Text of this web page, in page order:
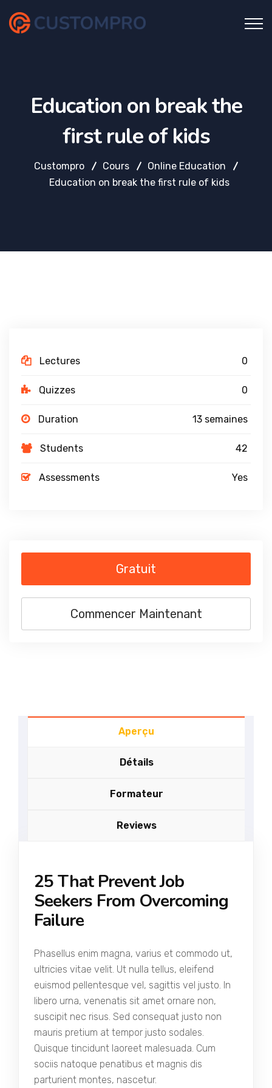
Education on break the
first rule of kids
Custompro Cours
Online Education
Education on break the first rule of kids
Aperçu
Détails
Formateur
Reviews
25 That Prevent Job
Seekers From Overcoming
Failure
Phasellus enim magna, varius et commodo ut,
ultricies vitae velit. Ut nulla tellus, eleifend
euismod pellentesque vel, sagittis vel justo. In
libero urna, venenatis sit amet ornare non,
suscipit nec risus. Sed consequat justo non
mauris pretium at tempor justo sodales.
Quisque tincidunt laoreet malesuada. Cum
sociis natoque penatibus et magnis dis
parturient montes, nascetur.
Lectures 0
Quizzes 0
Duration 13 semaines
Students 42
Assessments Yes
Gratuit
Commencer Maintenant